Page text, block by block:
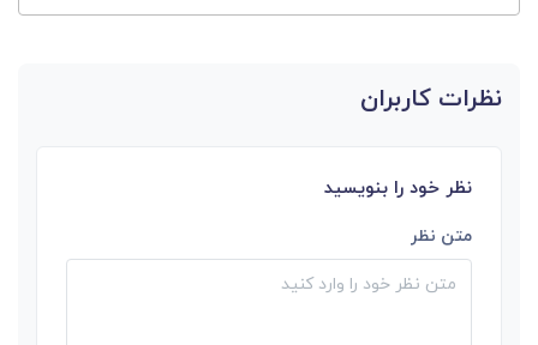
نظرات کاربران
نظر خود را بنویسید
متن نظر